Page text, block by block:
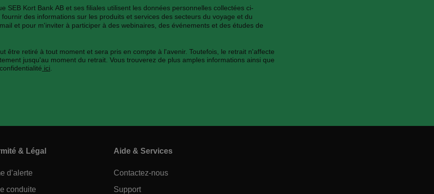
SEB Kort Bank AB et ses filiales utilisent les données personnelles collectées ci-
des informations sur les produits et services des secteurs du voyage et du
et pour m'inviter à participer à des webinaires, des événements et des études de
être retiré à tout moment et sera pris en compte à l'avenir. Toutefois, le retrait n'affecte
jusqu'au moment du retrait. Vous trouverez de plus amples informations ainsi que
ici
& Légal
d’alerte
conduite
Aide & Services
Contactez-nous
Support